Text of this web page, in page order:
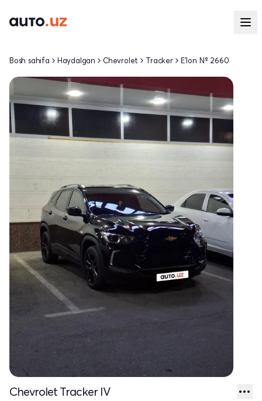
Bosh sahifa Haydalgan Chevrolet Tracker E'lon № 2660
Chevrolet Tracker IV